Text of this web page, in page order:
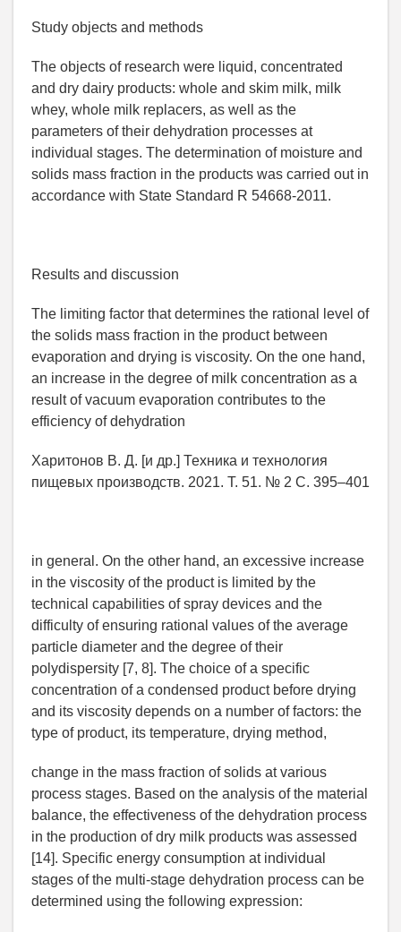
Study objects and methods
The objects of research were liquid, concentrated
and dry dairy products: whole and skim milk, milk
whey, whole milk replacers, as well as the
parameters of their dehydration processes at
individual stages. The determination of moisture and
solids mass fraction in the products was carried out in
accordance with State Standard R 54668-2011.
Results and discussion
The limiting factor that determines the rational level of
the solids mass fraction in the product between
evaporation and drying is viscosity. On the one hand,
an increase in the degree of milk concentration as a
result of vacuum evaporation contributes to the
efficiency of dehydration
Харитонов В. Д. [и др.] Техника и технология
пищевых производств. 2021. Т. 51. № 2 С. 395–401
in general. On the other hand, an excessive increase
in the viscosity of the product is limited by the
technical capabilities of spray devices and the
difficulty of ensuring rational values of the average
particle diameter and the degree of their
polydispersity [7, 8]. The choice of a specific
concentration of a condensed product before drying
and its viscosity depends on a number of factors: the
type of product, its temperature, drying method,
change in the mass fraction of solids at various
process stages. Based on the analysis of the material
balance, the effectiveness of the dehydration process
in the production of dry milk products was assessed
[14]. Specific energy consumption at individual
stages of the multi-stage dehydration process can be
determined using the following expression: